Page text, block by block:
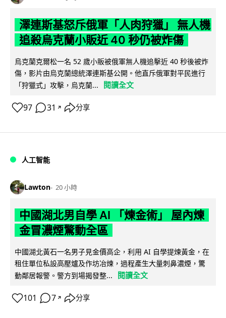
澤連斯基怒斥俄軍「人肉狩獵」 無人機
追殺烏克蘭小販近 40 秒仍被炸傷
烏克蘭克爾松一名 52 歲小販被俄軍無人機追擊近 40 秒後被炸
傷，影片由烏克蘭總統澤連斯基公開。他直斥俄軍對平民進行
「狩獵式」攻擊，烏克蘭...
閱讀全文
97 31 ↗ 分享
人工智能
Lawton 20 小時
中國湖北男自學 AI 「煉金術」 屋內煉
金冒濃煙驚動全區
中國湖北黃石一名男子見金價高企，利用 AI 自學提煉黃金，在
租住單位私設高壓爐及作坊冶煉，過程產生大量刺鼻濃煙，驚
動鄰居報警。警方到場揭發整...
閱讀全文
101 7 ↗ 分享